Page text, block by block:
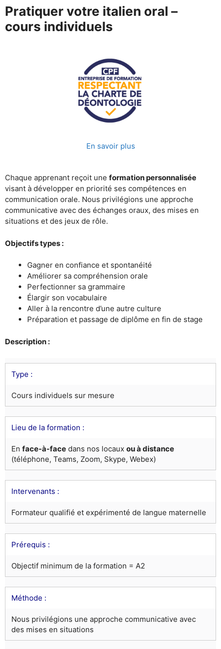
Pratiquer votre italien oral –
cours individuels
En savoir plus
Chaque apprenant reçoit une formation personnalisée
visant à développer en priorité ses compétences en
communication orale. Nous privilégions une approche
communicative avec des échanges oraux, des mises en
situations et des jeux de rôle.
Objectifs types :
Gagner en confiance et spontanéité
Améliorer sa compréhension orale
Perfectionner sa grammaire
Élargir son vocabulaire
Aller à la rencontre d’une autre culture
Préparation et passage de diplôme en fin de stage
Description :
Type :
Cours individuels sur mesure
Lieu de la formation :
En face-à-facedans nos locaux ou à distance
(téléphone, Teams, Zoom, Skype, Webex)
Intervenants :
Formateur qualifié et expérimenté de langue maternelle
Prérequis :
Objectif minimum de la formation = A2
Méthode :
Nous privilégions une approche communicative avec
des mises en situations